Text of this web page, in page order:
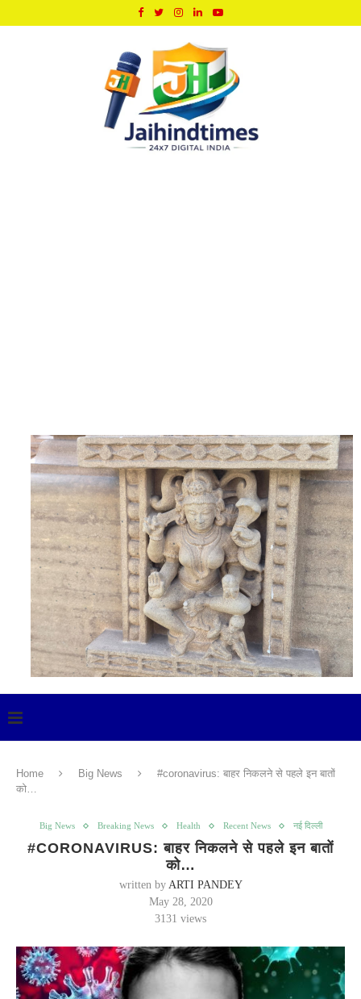
Home Big News
#coronavirus: बाहर निकलने से पहले इन बातों
को…
Big News Breaking News Health Recent News नई दिल्ली
#CORONAVIRUS: बाहर निकलने से पहले इन बातों
को…
written by ARTI PANDEY
May 28, 2020
3131 views